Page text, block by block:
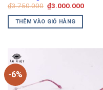
₫3.750.000 Giá
gốc
là:
₫3.750.000.
₫3.000.000Giá
THÊM VÀO GIỎ HÀNG
-6%